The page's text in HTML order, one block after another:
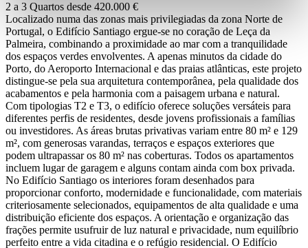
2 a 3 Quartos desde 420.000 €
Localizado numa das zonas mais privilegiadas da zona Norte de
Portugal, o Edifício Santiago ergue-se no coração de Leça da
Palmeira, combinando a proximidade ao mar com a tranquilidade
dos espaços verdes envolventes. A apenas minutos da cidade do
Porto, do Aeroporto Internacional e das praias atlânticas, este projeto
distingue-se pela sua arquitetura contemporânea, pela qualidade dos
acabamentos e pela harmonia com a paisagem urbana e natural.
Com tipologias T2 e T3, o edifício oferece soluções versáteis para
diferentes perfis de residentes, desde jovens profissionais a famílias
ou investidores. As áreas brutas privativas variam entre 80 m² e 129
m², com generosas varandas, terraços e espaços exteriores que
podem ultrapassar os 80 m² nas coberturas. Todos os apartamentos
incluem lugar de garagem e alguns contam ainda com box privada.
No Edifício Santiago os interiores foram desenhados para
proporcionar conforto, modernidade e funcionalidade, com materiais
criteriosamente selecionados, equipamentos de alta qualidade e uma
distribuição eficiente dos espaços. A orientação e organização das
frações permite usufruir de luz natural e privacidade, num equilíbrio
perfeito entre a vida citadina e o refúgio residencial. O Edifício